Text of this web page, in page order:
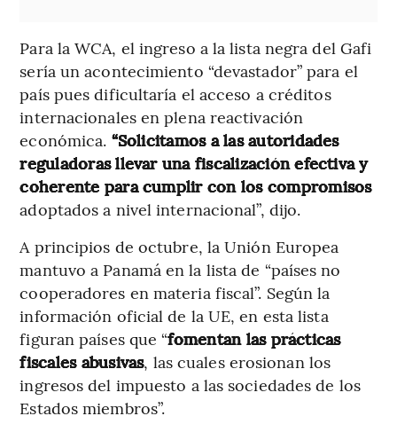
Para la WCA, el ingreso a la lista negra del Gafi
sería un acontecimiento “devastador” para el
país pues dificultaría el acceso a créditos
internacionales en plena reactivación
económica. “Solicitamos a las autoridades
reguladoras llevar una fiscalización efectiva y
coherente para cumplir con los compromisos
adoptados a nivel internacional”, dijo.
A principios de octubre, la Unión Europea
mantuvo a Panamá en la lista de “países no
cooperadores en materia fiscal”. Según la
información oficial de la UE, en esta lista
figuran países que “fomentan las prácticas
fiscales abusivas, las cuales erosionan los
ingresos del impuesto a las sociedades de los
Estados miembros”.